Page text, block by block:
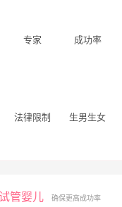
专家 成功率
法律限制 生男生女
管婴儿 确保更高成功率